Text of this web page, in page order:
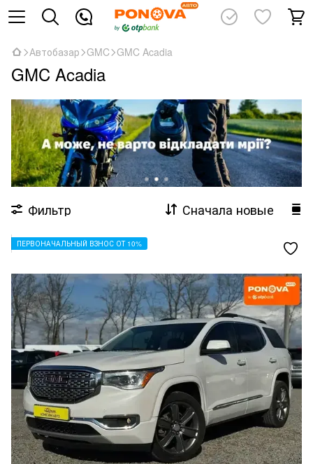
Автобазар GMC GMC Acadia
GMC Acadia
Фильтр Сначала новые
ПЕРВОНАЧАЛЬНЫЙ ВЗНОС ОТ 10%